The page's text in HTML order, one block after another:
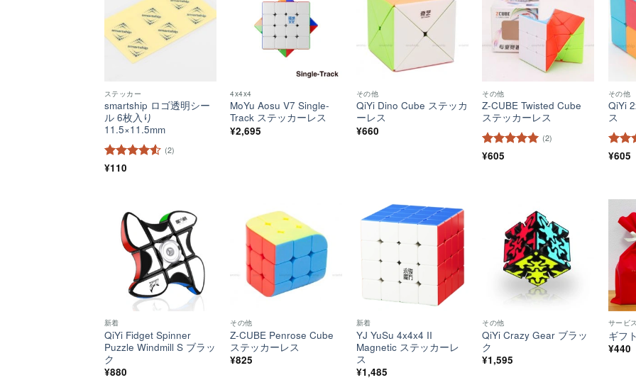
ほし
い！
ステッカー
smartship ロゴ透明シー
ル 6枚入り
11.5×11.5mm
5段階中
(2)
¥110
4x4x4
MoYu Aosu V7 Single-
Track ステッカーレス
¥2,695
ほし
い！
その他
QiYi Dino Cube ステッカ
ーレス
¥660
い！
その他
Z-CUBE Twisted Cube
ステッカーレス
5段階中
(2)
¥605
その他
QiYi
ス
5段階
¥605
ほし
い！
新着
QiYi Fidget Spinner
Puzzle Windmill S ブラッ
ク
¥880
ほし
い！
その他
Z-CUBE Penrose Cube
ステッカーレス
¥825
ほし
い！
新着
YJ YuSu 4x4x4 II
Magnetic ステッカーレ
ス
¥1,485
ほし
い！
その他
QiYi Crazy Gear ブラッ
ク
¥1,595
サービス
ギフ
¥440